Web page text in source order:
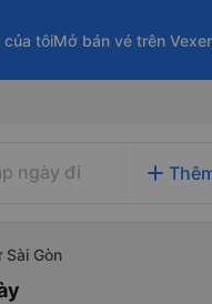
tôiMở bán vé trên
ngày đi add
Gòn